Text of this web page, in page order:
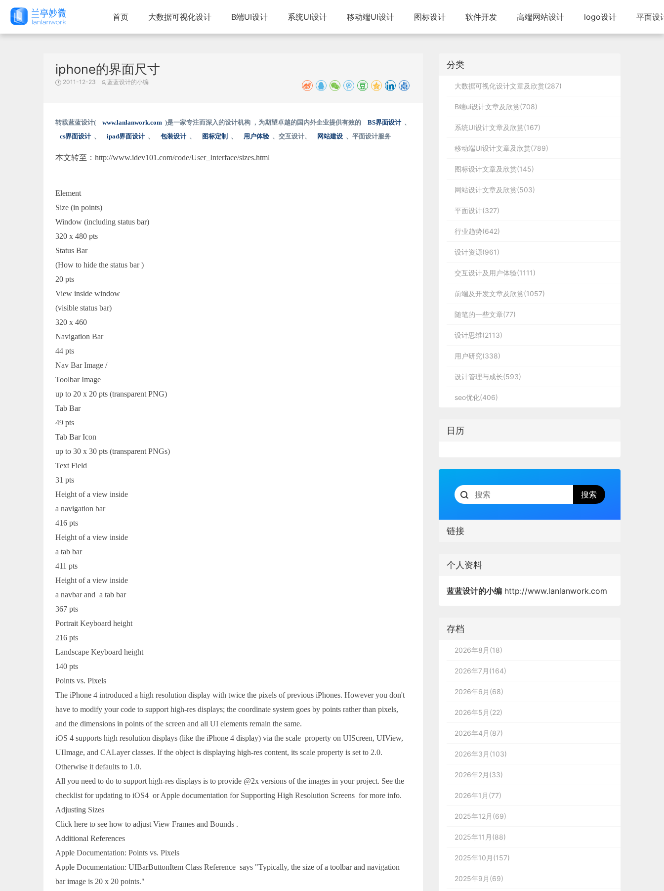
首页 大数据可视化设计 B端UI设计 系统UI设计 移动端UI设计 图标设计 软件开发 高端网站设计 logo设计 平面设
iphone的界面尺寸
2011-12-23 蓝蓝设计的小编
转载蓝蓝设计( www.lanlanwork.com )是一家专注而深入的设计机构 ，为期望卓越的国内外企业提供有效的 BS界面设计 、
cs界面设计 、 ipad界面设计 、 包装设计 、 图标定制 、 用户体验 、交互设计、 网站建设 、平面设计服务
本文转至：http://www.idev101.com/code/User_Interface/sizes.html
Element
Size (in points)
Window (including status bar)
320 x 480 pts
Status Bar
(How to hide the status bar )
20 pts
View inside window
(visible status bar)
320 x 460
Navigation Bar
44 pts
Nav Bar Image /
Toolbar Image
up to 20 x 20 pts (transparent PNG)
Tab Bar
49 pts
Tab Bar Icon
up to 30 x 30 pts (transparent PNGs)
Text Field
31 pts
Height of a view inside
a navigation bar
416 pts
Height of a view inside
a tab bar
411 pts
Height of a view inside
a navbar and a tab bar
367 pts
Portrait Keyboard height
216 pts
Landscape Keyboard height
140 pts
Points vs. Pixels
The iPhone 4 introduced a high resolution display with twice the pixels of previous iPhones. However you don't
have to modify your code to support high-res displays; the coordinate system goes by points rather than pixels,
and the dimensions in points of the screen and all UI elements remain the same.
iOS 4 supports high resolution displays (like the iPhone 4 display) via the scale property on UIScreen, UIView,
UIImage, and CALayer classes. If the object is displaying high-res content, its scale property is set to 2.0.
Otherwise it defaults to 1.0.
All you need to do to support high-res displays is to provide @2x versions of the images in your project. See the
checklist for updating to iOS4 or Apple documentation for Supporting High Resolution Screens for more info.
Adjusting Sizes
Click here to see how to adjust View Frames and Bounds .
Additional References
Apple Documentation: Points vs. Pixels
Apple Documentation: UIBarButtonItem Class Reference says "Typically, the size of a toolbar and navigation
bar image is 20 x 20 points."
分类
大数据可视化设计文章及欣赏(287)
B端ui设计文章及欣赏(708)
系统UI设计文章及欣赏(167)
移动端UI设计文章及欣赏(789)
图标设计文章及欣赏(145)
网站设计文章及欣赏(503)
平面设计(327)
行业趋势(642)
设计资源(961)
交互设计及用户体验(1111)
前端及开发文章及欣赏(1057)
随笔的一些文章(77)
设计思维(2113)
用户研究(338)
设计管理与成长(593)
seo优化(406)
日历
链接
个人资料
蓝蓝设计的小编 http://www.lanlanwork.com
存档
2026年8月(18)
2026年7月(164)
2026年6月(68)
2026年5月(22)
2026年4月(87)
2026年3月(103)
2026年2月(33)
2026年1月(77)
2025年12月(69)
2025年11月(88)
2025年10月(157)
2025年9月(69)